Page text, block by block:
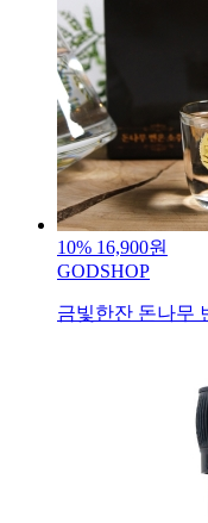
10% 16,900원
GODSHOP
금빛한잔 돈나무